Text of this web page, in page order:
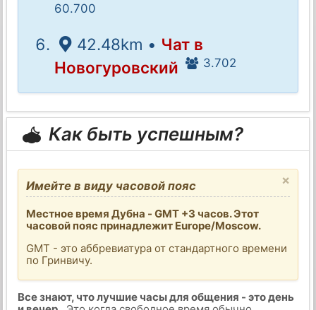
60.700
42.48km • Чат в
Новогуровский
3.702
Как быть успешным?
×
Имейте в виду часовой пояс
Местное время Дубна - GMT +3 часов. Этот
часовой пояс принадлежит Europe/Moscow.
GMT - это аббревиатура от стандартного времени
по Гринвичу.
Все знают, что лучшие часы для общения - это день